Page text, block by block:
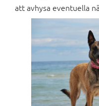
att avhysa eventuella